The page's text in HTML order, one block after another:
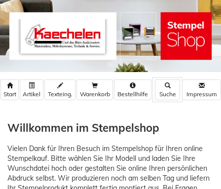
Warenkorb Bestellhilfe
Willkommen im Stempelshop
Vielen Dank für Ihren Besuch im Stempelshop für Ihren online
Stempelkauf. Bitte wählen Sie Ihr Modell und laden Sie Ihre
Wunschdatei hoch oder gestalten Sie online Ihren persönlichen
Abdruck selbst. Wir produzieren noch am selben Tag und liefern